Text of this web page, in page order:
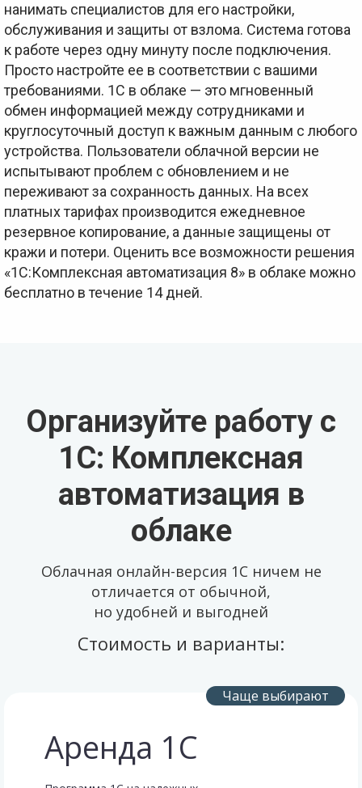
нанимать специалистов для его настройки,
обслуживания и защиты от взлома. Система готова
к работе через одну минуту после подключения.
Просто настройте ее в соответствии с вашими
требованиями. 1С в облаке — это мгновенный
обмен информацией между сотрудниками и
круглосуточный доступ к важным данным с любого
устройства. Пользователи облачной версии не
испытывают проблем с обновлением и не
переживают за сохранность данных. На всех
платных тарифах производится ежедневное
резервное копирование, а данные защищены от
кражи и потери. Оценить все возможности решения
«1С:Комплексная автоматизация 8» в облаке можно
бесплатно в течение 14 дней.
Организуйте работу с
1С: Комплексная
автоматизация в
облаке
Облачная онлайн-версия 1С ничем не
отличается от обычной,
но удобней и выгодней
Стоимость и варианты:
Аренда 1С